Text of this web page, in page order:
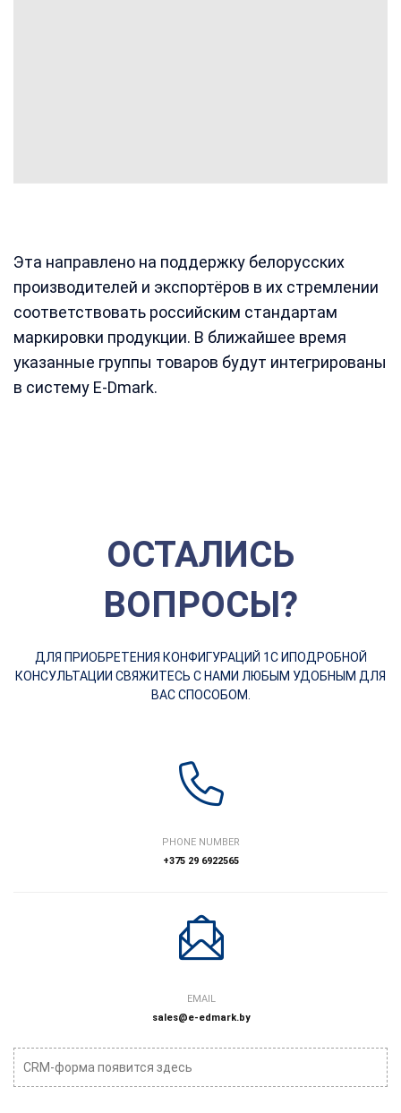
Эта направлено на поддержку белорусских
производителей и экспортёров в их стремлении
соответствовать российским стандартам
маркировки продукции. В ближайшее время
указанные группы товаров будут интегрированы
в систему E-Dmark.
ОСТАЛИСЬ
ВОПРОСЫ?
ДЛЯ ПРИОБРЕТЕНИЯ КОНФИГУРАЦИЙ 1С И ПОДРОБНОЙ
КОНСУЛЬТАЦИИ СВЯЖИТЕСЬ С НАМИ ЛЮБЫМ УДОБНЫМ ДЛЯ
ВАС СПОСОБОМ.
PHONE NUMBER
+375 29 6922565
EMAIL
sales@e-edmark.by
CRM-форма появится здесь